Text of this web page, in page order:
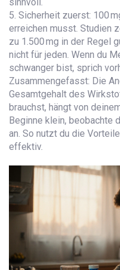
5. Sicherheit zuerst: 100
erreichen musst. Studien
zu 1.500 mg in der Regel
nicht für jeden. Wenn du
schwanger bist, sprich
Zusammengefasst: Die
Gesamtgehalt des
brauchst, hängt von
Beginne klein, beobachte
an. So nutzt du die
effektiv.